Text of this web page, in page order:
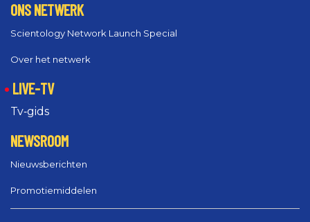
ONS NETWERK
Scientology Network Launch Special
Over het netwerk
LIVE-TV
Tv‑gids
NEWSROOM
Nieuwsberichten
Promotiemiddelen